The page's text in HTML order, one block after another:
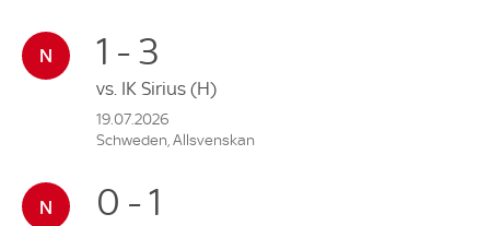
1 - 3
vs. IK Sirius (H)
19.07.2026
Schweden, Allsvenskan
0 - 1